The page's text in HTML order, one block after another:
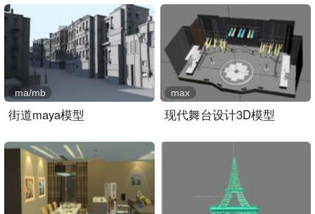
街道maya模型
ma/mb
现代舞台设计3D模型
max